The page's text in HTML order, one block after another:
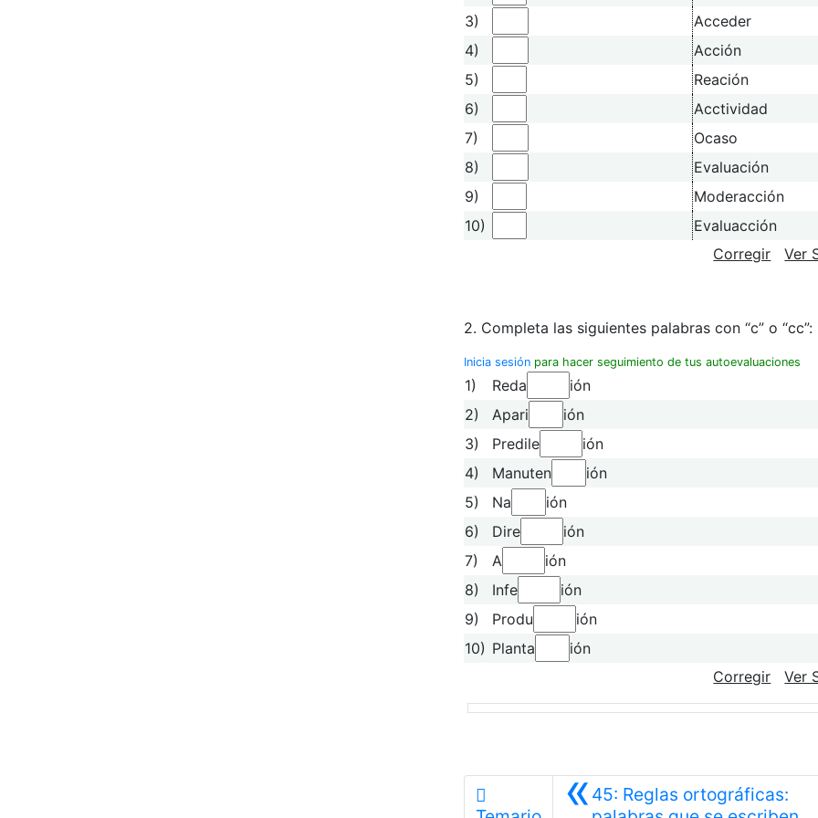
3)
Acceder
4)
Acción
5)
Reación
6)
Acctividad
7)
Ocaso
8)
Evaluación
9)
Moderacción
10)
Evaluacción
Corregir
Ver
2. Completa las siguientes palabras con “c” o “cc”:
Inicia sesiónpara hacer seguimiento de tus autoevaluaciones
1) Reda
ión
2)
Apari
ión
3)
Predile
ión
4)
Manuten
ión
5)
Na
ión
6)
Dire
ión
7)
A
ión
8)
Infe
ión
9)
Produ
ión
10) Planta
ión
Corregir
Ver
«45: Reglas ortográficas: